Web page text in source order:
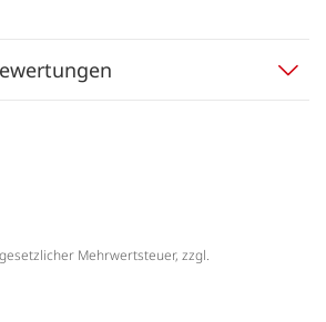
Mehrwertsteuer, zzgl.